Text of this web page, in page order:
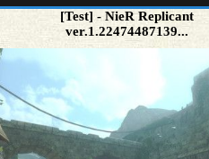
[Test] - NieR Replicant
ver.1.22474487139...